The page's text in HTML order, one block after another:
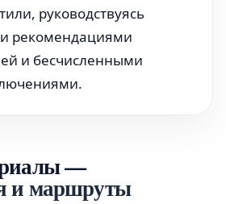
руководствуясь
рекомендациями
и бесчисленными
—
и маршруты